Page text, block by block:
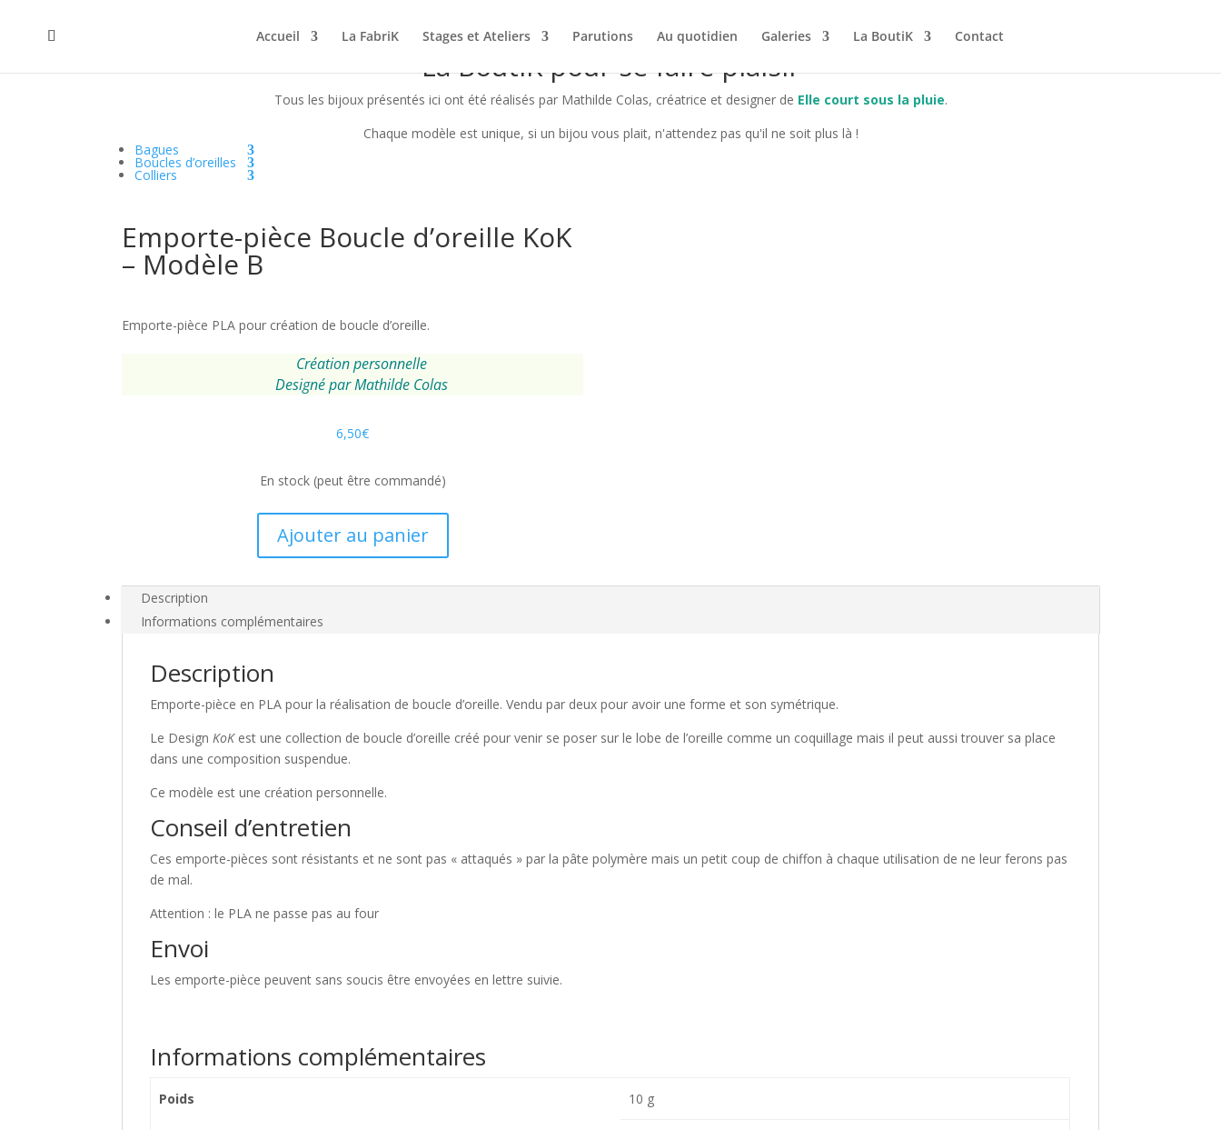
Accueil La FabriK Stages et Ateliers Parutions Au quotidien Galeries La BoutiK Contact
La BoutiK pour se faire plaisir
Tous les bijoux présentés ici ont été réalisés par Mathilde Colas, créatrice et designer de Elle court sous la pluie.
Chaque modèle est unique, si un bijou vous plait, n'attendez pas qu'il ne soit plus là !
Bagues
Boucles d’oreilles
Colliers
Emporte-pièce Boucle d’oreille KoK
– Modèle B
Emporte-pièce PLA pour création de boucle d’oreille.
Création personnelle
Designé par Mathilde Colas
6,50€
En stock (peut être commandé)
de
Emporte-
pièce
B
Ajouter au panier
Description
Informations complémentaires
Description
Emporte-pièce en PLA pour la réalisation de boucle d’oreille. Vendu par deux pour avoir une forme et son symétrique.
Le DesignKoKest une collection de boucle d’oreille créé pour venir se poser sur le lobe de l’oreille comme un coquillage mais il peut aussi trouver sa place
dans une composition suspendue.
Ce modèle est une création personnelle.
Conseil d’entretien
Ces emporte-pièces sont résistants et ne sont pas « attaqués » par la pâte polymère mais un petit coup de chiffon à chaque utilisation de ne leur ferons pas
de mal.
Attention : le PLA ne passe pas au four
Envoi
Les emporte-pièce peuvent sans soucis être envoyées en lettre suivie.
Informations complémentaires
Poids 10 g